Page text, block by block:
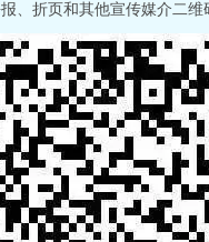
、折页和其他宣传媒介二维